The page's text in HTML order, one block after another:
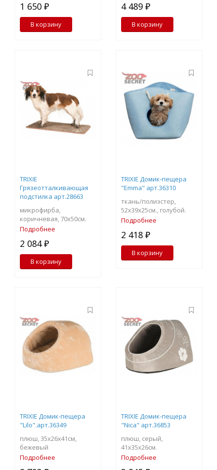
1 650 ₽
В корзину
4 489 ₽
В корзину
TRIXIE
Грязеотталкивающая
подстилка арт.28663
микрофирба,
коричневая, 70х50см.
Подробнее
2 084 ₽
В корзину
TRIXIE Домик-пещера
"Emma" арт.36310
ткань/полиэстер,
52х39х25см., голубой.
Подробнее
2 418 ₽
В корзину
TRIXIE Домик-пещера
"Lilo".арт.36349
плюш, 35х26х41см,
бежевый
Подробнее
TRIXIE Домик-пещера
"Nica" арт.36853
плюш, серый,
41х35х26см.
Подробнее